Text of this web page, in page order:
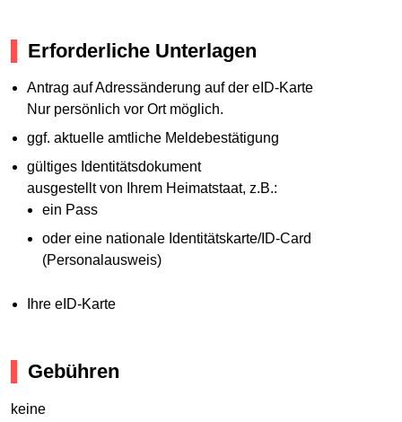
Erforderliche Unterlagen
Antrag auf Adressänderung auf der eID-Karte
Nur persönlich vor Ort möglich.
ggf. aktuelle amtliche Meldebestätigung
gültiges Identitätsdokument
ausgestellt von Ihrem Heimatstaat, z.B.:
ein Pass
oder eine nationale Identitätskarte/ID-Card
(Personalausweis)
Ihre eID-Karte
Gebühren
keine